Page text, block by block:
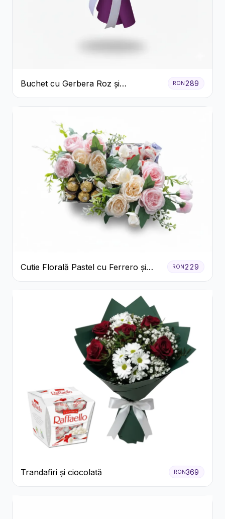
Buchet cu Gerbera Roz și
Crizanteme Verzi
RON289
Cutie Florală Pastel cu Ferrero și
Raffaello
RON229
Trandafiri și ciocolată RON369